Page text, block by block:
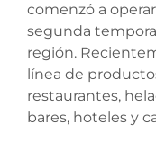
comenzó a
segunda
región.
línea de
restaurantes,
bares, hoteles y